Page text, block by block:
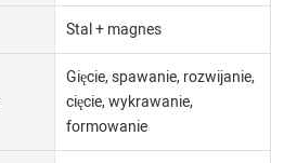
Stal + magnes
Gięcie, spawanie, rozwijanie,
cięcie, wykrawanie,
formowanie